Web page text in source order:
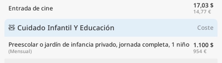
Entrada de cine 17,03 $
14,77 €
🧸 Cuidado Infantil Y Educación
Coste
Preescolar o jardín de infancia privado, jornada completa, 1 niño
(Mensual)
1.100 $
954 €